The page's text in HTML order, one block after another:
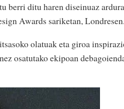
berri ditu haren diseinuaz
Awards sariketan, Londresen.
olatuak eta giroa
osatutako ekipoan